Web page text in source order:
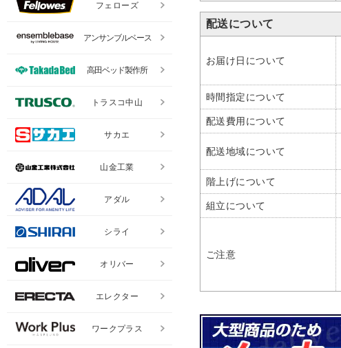
配送について
お届け日について
時間指定について
配送費用について
配送地域について
階上げについて
組立について
ご注意
フェローズ
アンサンブルベース
高田ベッド製作所
トラスコ中山
サカエ
山金工業
アダル
シライ
オリバー
エレクター
ワークプラス